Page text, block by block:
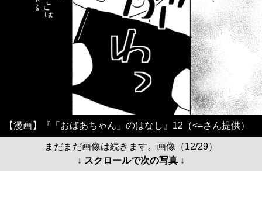
【漫画】『「おばあちゃん」のはなし』12（<=さん提供）
まだまだ画像は続きます。画像（12/29）
↓ スクロールで次の写真 ↓